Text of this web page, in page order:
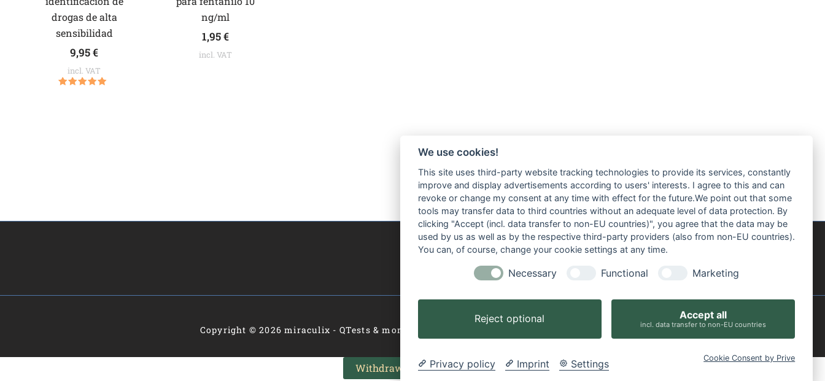
drogas de alta
sensibilidad
9,95€
incl. VAT
ng/ml
1,95€
incl. VAT
Copyright © 2026 miraculix - QTests & more for Europe
Withdraw from contract
We use cookies!
This site uses third-party website tracking technologies to provide its services, constantly
improve and display advertisements according to users' interests. I agree to this and can
revoke or change my consent at any time with effect for the future.We point out that some
tools may transfer data to third countries without an adequate level of data protection. By
clicking "Accept (incl. data transfer to non-EU countries)", you agree that the data may be
used by us as well as by the respective third-party providers (also from non-EU countries).
You can, of course, change your cookie settings at any time.
Necessary Functional Marketing
Reject optional Accept all
incl. data transfer to non-EU countries
Privacy policy Imprint Settings Cookie Consent by Prive